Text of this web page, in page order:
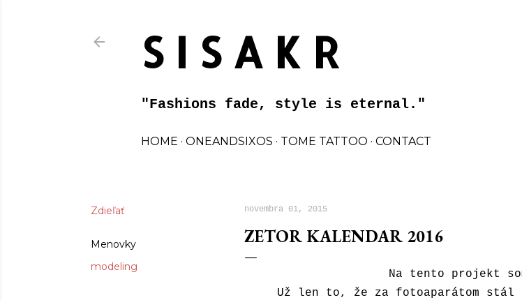
S I S A K R
"Fashions fade, style is eternal."
HOME ONEANDSIXOS TOME TATTOO CONTACT
Zdieľať
Menovky
modeling
novembra 01, 2015
ZETOR KALENDAR 2016
Na tento projekt
Už len to, že za fotoaparátom stál